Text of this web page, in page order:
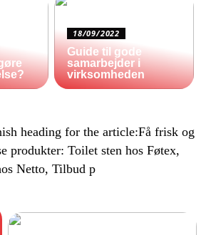
18/09/2022
Guide til gode
samarbejder i
virksomheden
heading for the article:Få frisk og
produkter: Toilet sten hos Føtex,
Netto, Tilbud p